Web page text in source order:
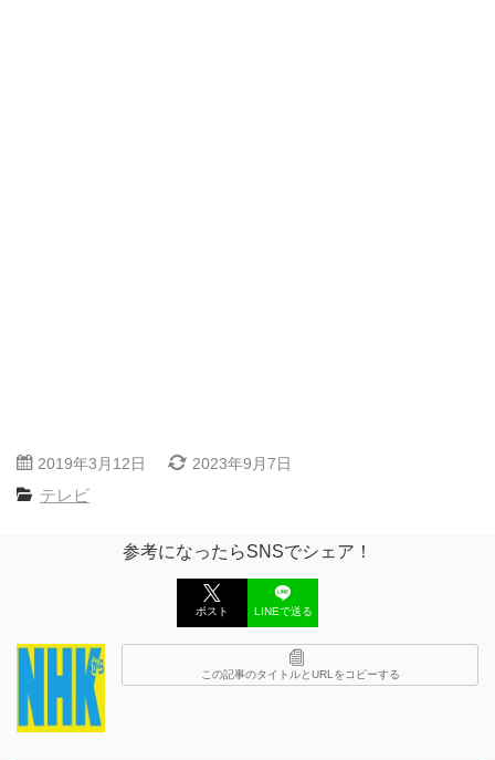
2019年3月12日 2023年9月7日
テレビ
参考になったらSNSでシェア！
ポスト LINEで送る
この記事のタイトルとURLをコピーする